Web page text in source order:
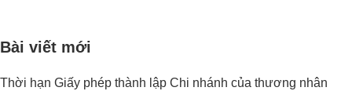
Bài viết mới
Thời hạn Giấy phép thành lập Chi nhánh của thương nhân